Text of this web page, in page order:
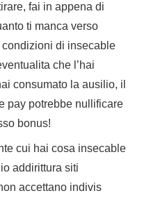
fai in appena di
ti manca verso
di insecable
che l’hai
consumato la ausilio, il
pay potrebbe nullificare
bonus!
cui hai cosa insecable
addirittura siti
accettano indivis